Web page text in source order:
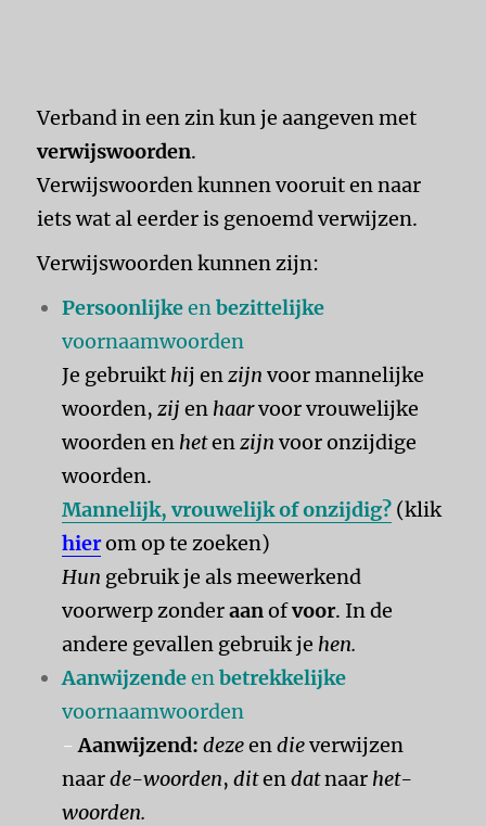
Verband in een zin kun je aangeven met
verwijswoorden.
Verwijswoorden kunnen vooruit en naar
iets wat al eerder is genoemd verwijzen.
Verwijswoorden kunnen zijn:
Persoonlijkeenbezittelijke
voornaamwoorden
Je gebruikt hij enzijn voor mannelijke
woorden, zij en haarvoor vrouwelijke
woorden en hetenzijn voor onzijdige
woorden.
Mannelijk, vrouwelijk of onzijdig? (klik
hierom op te zoeken)
Hun gebruik je als meewerkend
voorwerp zonderaanofvoor. In de
andere gevallen gebruik je hen.
Aanwijzendeenbetrekkelijke
voornaamwoorden
-Aanwijzend: dezeendieverwijzen
naarde-woorden, ditendatnaar het-
woorden.